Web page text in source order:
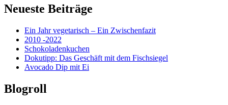
Neueste Beiträge
Ein Jahr vegetarisch – Ein Zwischenfazit
2010 -2022
Schokoladenkuchen
Dokutipp: Das Geschäft mit dem Fischsiegel
Avocado Dip mit Ei
Blogroll